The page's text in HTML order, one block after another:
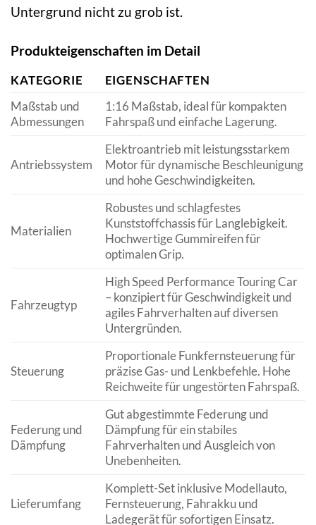
Untergrund nicht zu grob ist.
Produkteigenschaften im Detail
KATEGORIE
EIGENSCHAFTEN
Maßstab und
Abmessungen
1:16 Maßstab, ideal für kompakten
Fahrspaß und einfache Lagerung.
Antriebssystem
Elektroantrieb mit leistungsstarkem
Motor für dynamische Beschleunigung
und hohe Geschwindigkeiten.
Materialien
Robustes und schlagfestes
Kunststoffchassis für Langlebigkeit.
Hochwertige Gummireifen für
optimalen Grip.
Fahrzeugtyp
High Speed Performance Touring Car
– konzipiert für Geschwindigkeit und
agiles Fahrverhalten auf diversen
Untergründen.
Steuerung
Proportionale Funkfernsteuerung für
präzise Gas- und Lenkbefehle. Hohe
Reichweite für ungestörten Fahrspaß.
Federung und
Dämpfung
Gut abgestimmte Federung und
Dämpfung für ein stabiles
Fahrverhalten und Ausgleich von
Unebenheiten.
Lieferumfang
Komplett-Set inklusive Modellauto,
Fernsteuerung, Fahrakku und
Ladegerät für sofortigen Einsatz.